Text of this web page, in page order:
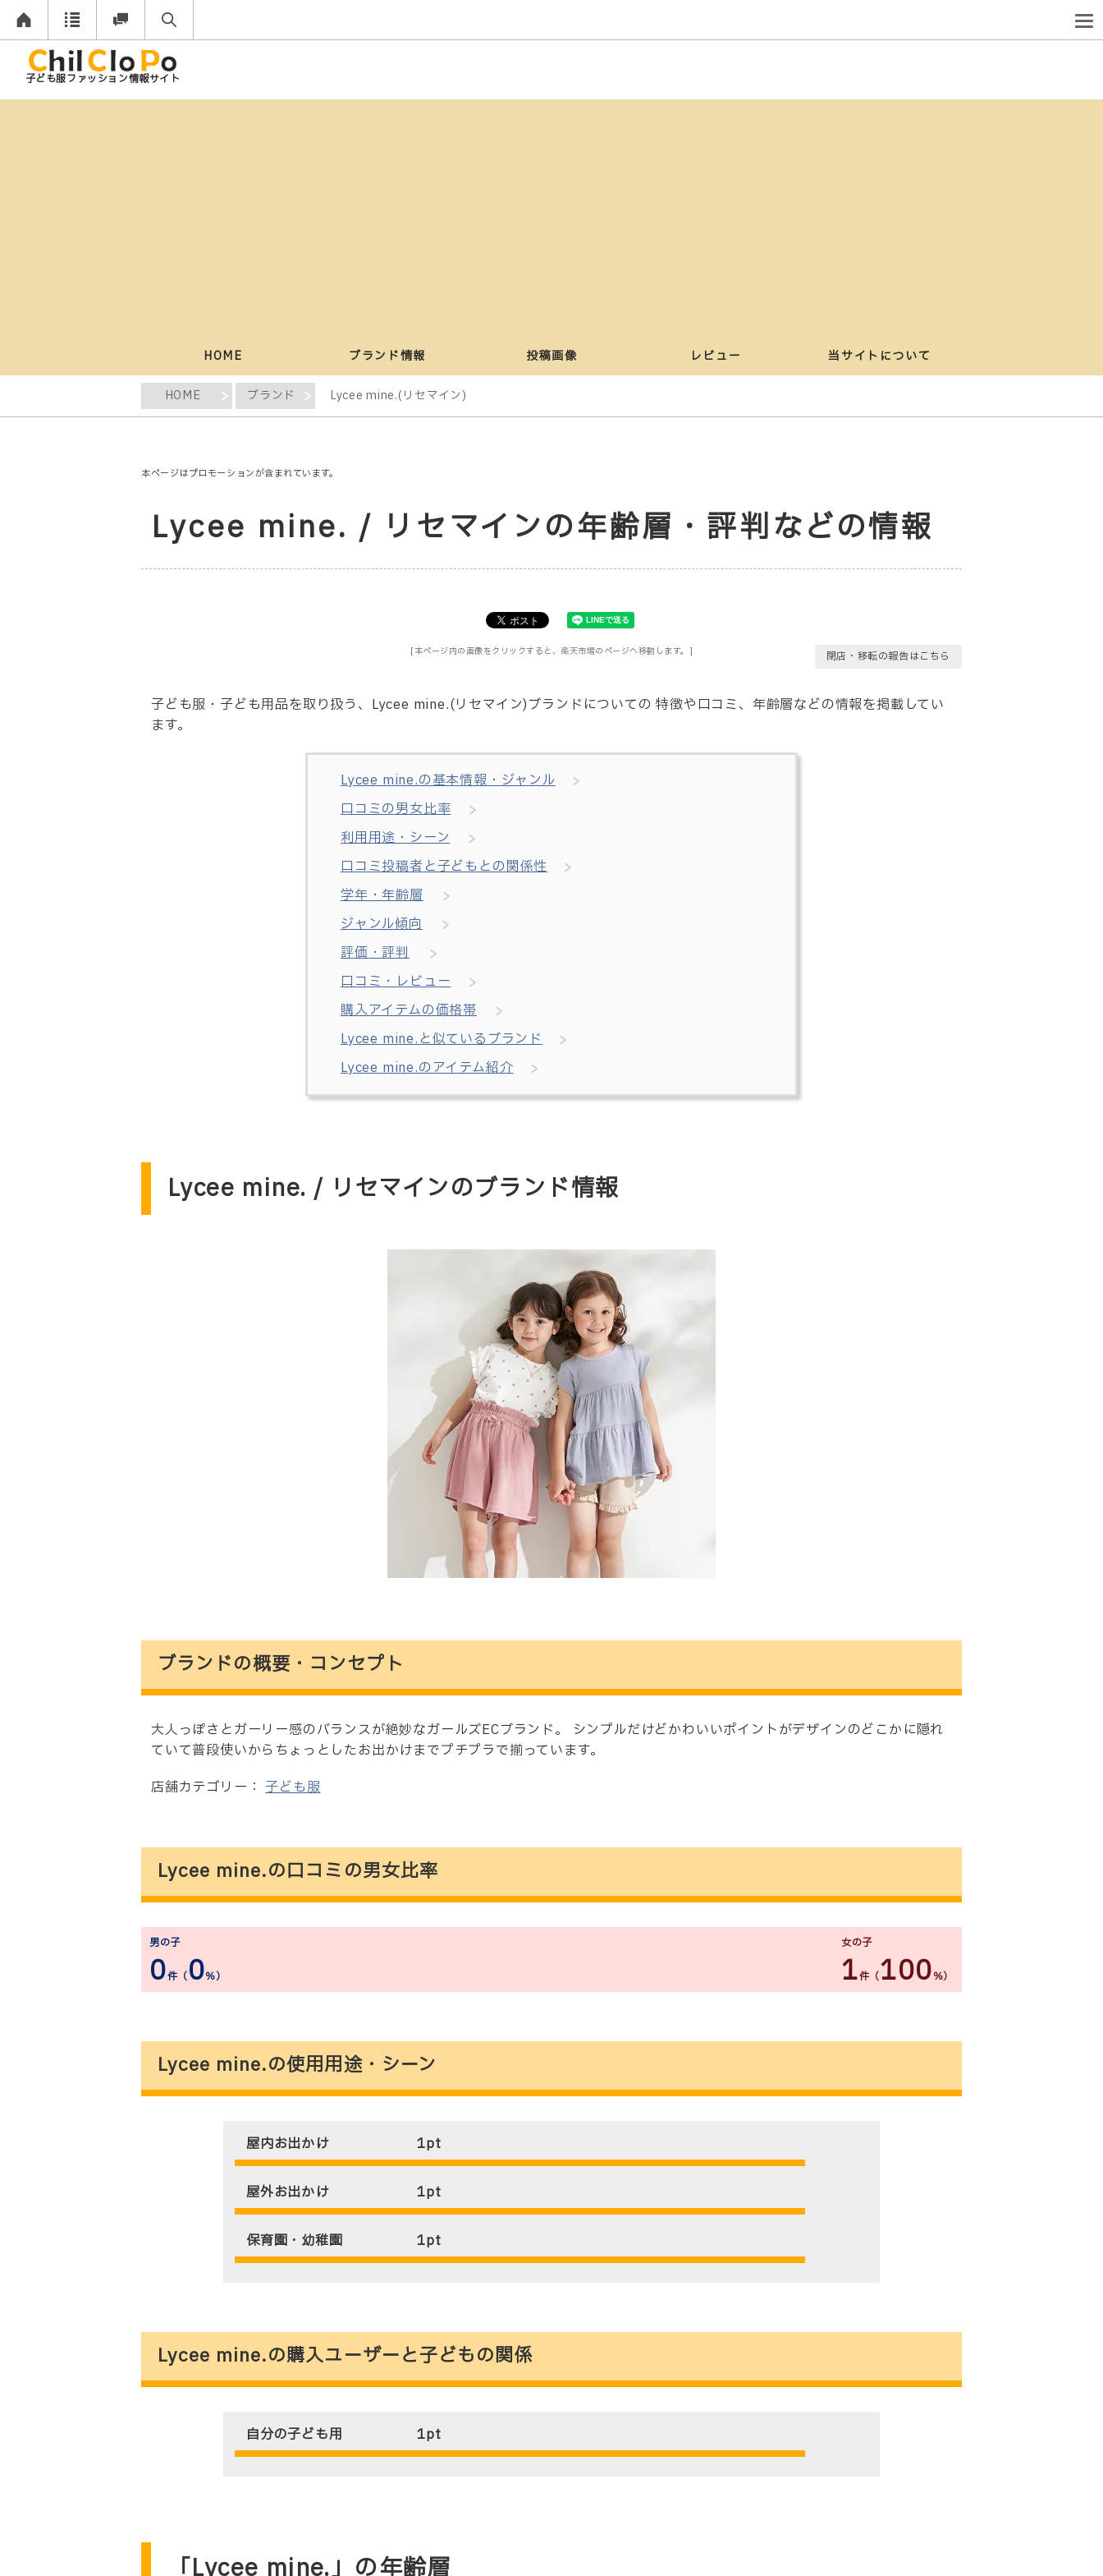
子ども服ファッション情報サイト
HOME ブランド情報 投稿画像 レビュー 当サイトについて
HOME ブランド Lycee mine.(リセマイン)
本ページはプロモーションが含まれています。
Lycee mine. / リセマインの年齢層・評判などの情報
閉店・移転の報告はこちら
[本ページ内の画像をクリックすると、楽天市場のページへ移動します。]
子ども服・子ども用品を取り扱う、Lycee mine.(リセマイン)ブランドについての 特徴や口コミ、年齢層などの情報を掲載してい
ます。
Lycee mine.の基本情報・ジャンル
口コミの男女比率
利用用途・シーン
口コミ投稿者と子どもとの関係性
学年・年齢層
ジャンル傾向
評価・評判
口コミ・レビュー
購入アイテムの価格帯
Lycee mine.と似ているブランド
Lycee mine.のアイテム紹介
Lycee mine. / リセマインのブランド情報
ブランドの概要・コンセプト
大人っぽさとガーリー感のバランスが絶妙なガールズECブランド。 シンプルだけどかわいいポイントがデザインのどこかに隠れ
ていて普段使いからちょっとしたお出かけまでプチプラで揃っています。
店舗カテゴリー：子ども服
Lycee mine.の口コミの男女比率
男の子
0件（0％）
女の子
1件（100％）
Lycee mine.の使用用途・シーン
屋内お出かけ 1pt
屋外お出かけ 1pt
保育園・幼稚園 1pt
Lycee mine.の購入ユーザーと子どもの関係
自分の子ども用 1pt
「Lycee mine.」の年齢層